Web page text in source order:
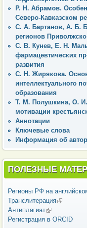
Р. Н. Абрамов.
Северо-Кавказском
С. А. Бартанов, А. Б.
регионов
С. В. Кунев, Е. Н.
фармацевтических
развития
С. Н. Жирякова.
интеллектуального
образования
Т. М. Полушкина, О.
мотивации
Аннотации
Ключевые слова
Информация об
ПОЛЕЗНЫЕ
Регионы РФ на
Транслитерация(внешняя
Антиплагиат(внешняя
Регистрация в ORCID